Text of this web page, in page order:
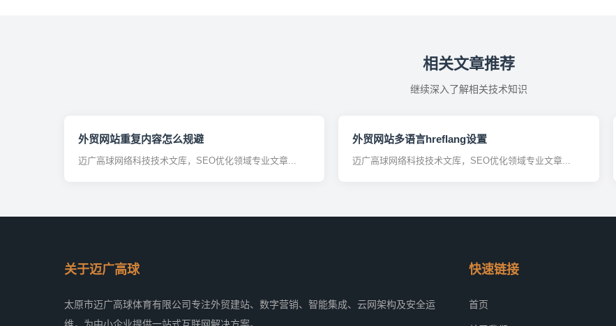
相关文章推荐
继续深入了解相关技术知识
外贸网站重复内容怎么规避
迈广高球网络科技技术文库，SEO优化领域专业文章...
外贸网站多语言hreflang设置
迈广高球网络科技技术文库，SEO优化领域专业文章...
关于迈广高球
太原市迈广高球体育有限公司专注外贸建站、数字营销、智能集成、云网架构及安全运
快速链接
首页